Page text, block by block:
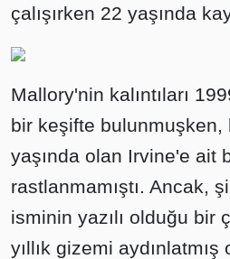
çalışırken 22 yaşında
Mallory'nin kalıntıları
bir keşifte bulunmuşken,
yaşında olan Irvine'e ait
rastlanmamıştı. Ancak,
isminin yazılı olduğu bir
yıllık gizemi